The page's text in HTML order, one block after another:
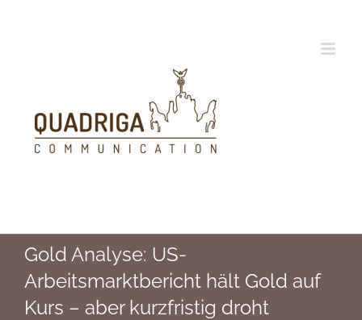
Gold Analyse: US-
Arbeitsmarktbericht hält Gold auf
Kurs – aber kurzfristig droht